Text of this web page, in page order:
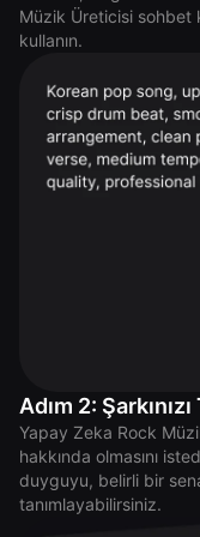
Müzik Üreticisi sohbet
kullanın.
Adım 2: Şarkınızı
Yapay Zeka Rock
hakkında olmasını
duyguyu, belirli bir
tanımlayabilirsiniz.